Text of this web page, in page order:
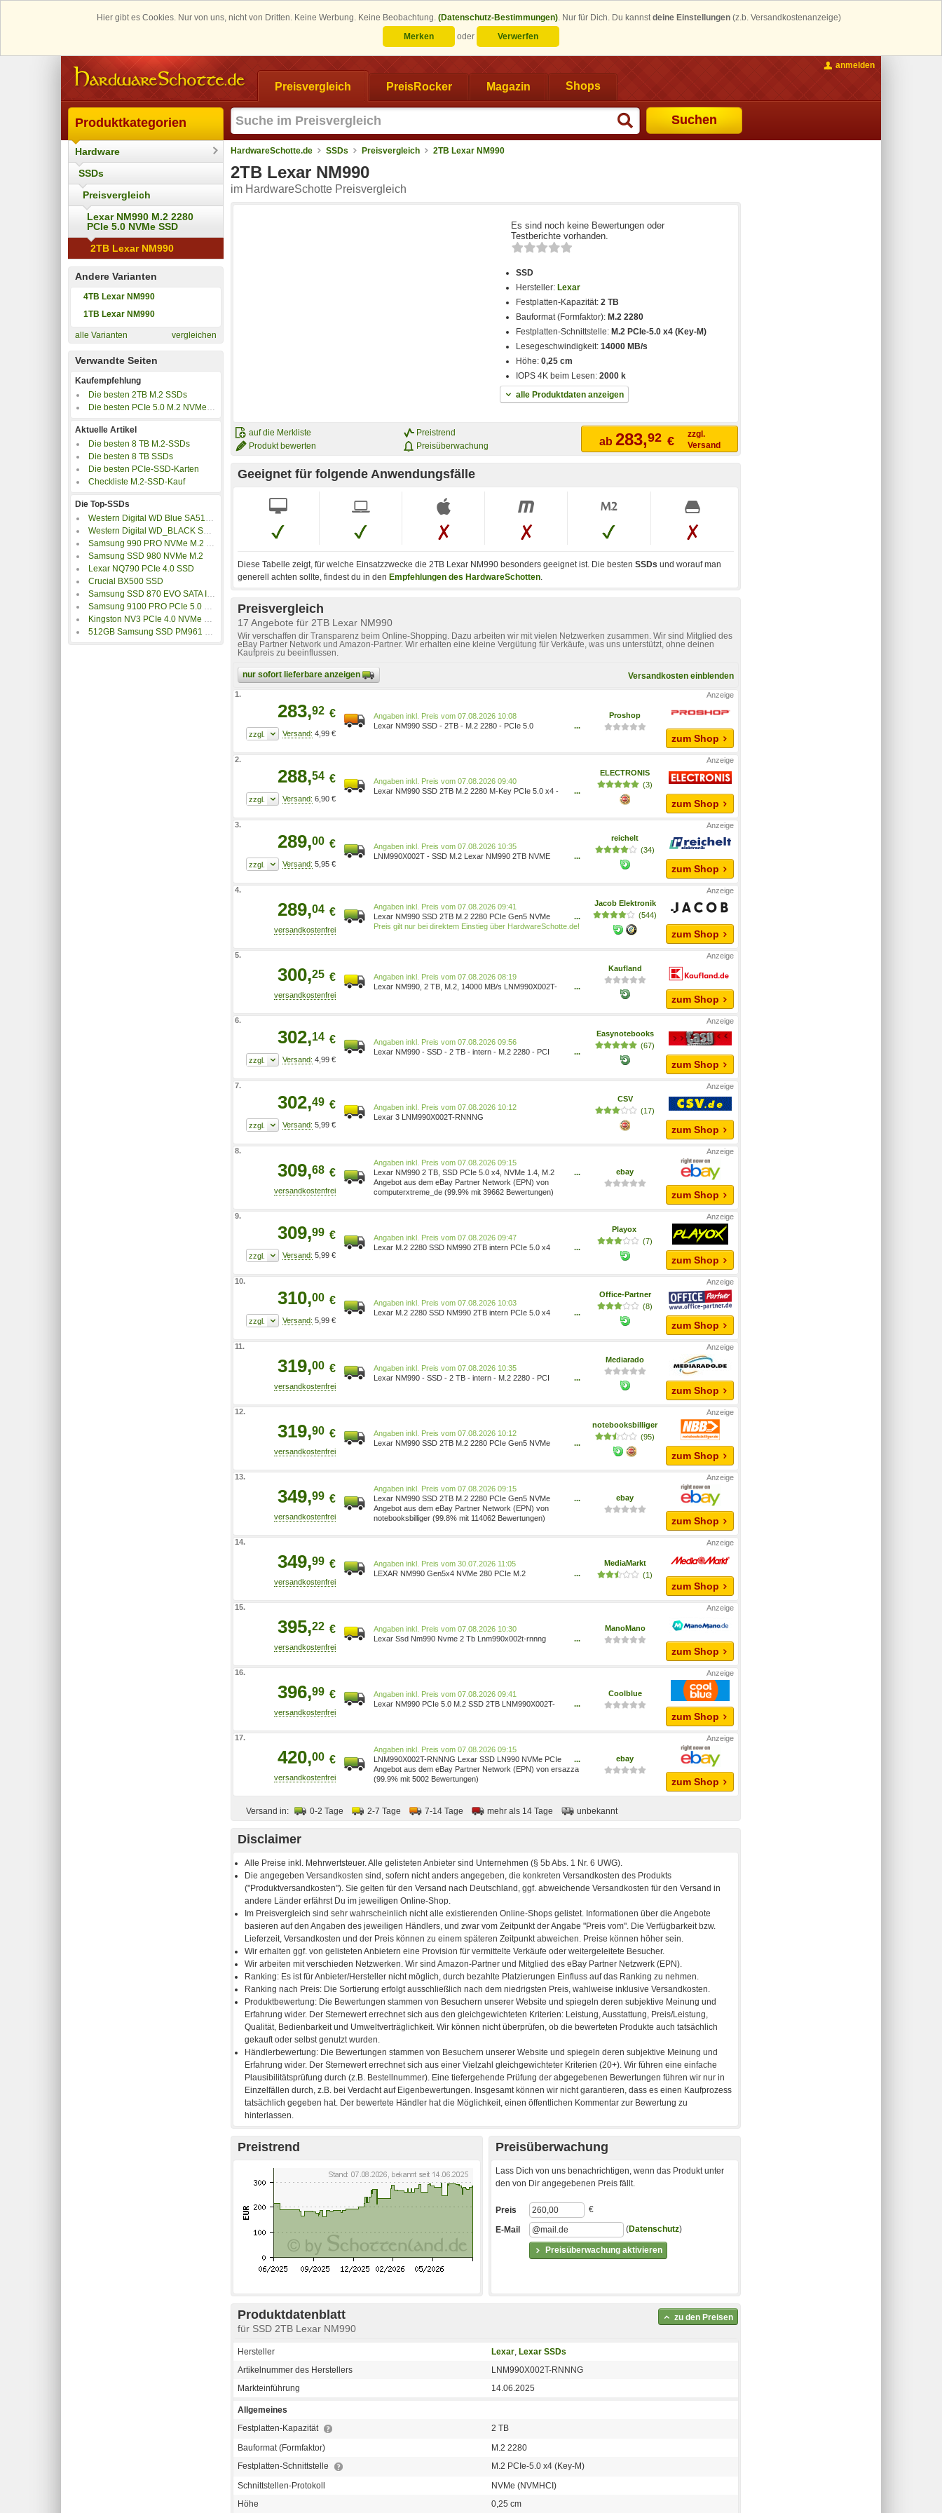
Hier gibt es Cookies. Nur von uns, nicht von Dritten. Keine Werbung. Keine Beobachtung. (Datenschutz-Bestimmungen). Nur für Dich. Du kannstdeine Einstellungen (z.b. Versandkostenanzeige)
Merken
oder Verwerfen
Preisvergleich PreisRocker Magazin Shops
Suchen
anmelden
Produktkategorien
Hardware
SSDs
Preisvergleich
Lexar NM990 M.2 2280
PCIe 5.0 NVMe SSD
2TB Lexar NM990
Andere Varianten
4TB Lexar NM990
1TB Lexar NM990
alle Varianten vergleichen
Verwandte Seiten
Kaufempfehlung
Die besten 2TB M.2 SSDs
Die besten PCIe 5.0 M.2 NVMe SSDs
Aktuelle Artikel
Die besten 8 TB M.2-SSDs
Die besten 8 TB SSDs
Die besten PCIe-SSD-Karten
Checkliste M.2-SSD-Kauf
Die Top-SSDs
Western Digital WD Blue SA510 SATA SSD M.2 2280
Western Digital WD_BLACK SN7100 NVMe SSD
Samsung 990 PRO NVMe M.2 SSD
Samsung SSD 980 NVMe M.2
Lexar NQ790 PCIe 4.0 SSD
Crucial BX500 SSD
Samsung SSD 870 EVO SATA III 2.5 Zoll
Samsung 9100 PRO PCIe 5.0 NVMe M.2 SSD
Kingston NV3 PCIe 4.0 NVMe SSD
512GB Samsung SSD PM961 M.2
HardwareSchotte.de SSDs Preisvergleich 2TB Lexar NM990
2TB Lexar NM990
im HardwareSchotte Preisvergleich
Es sind noch keine Bewertungen oder
Testberichte vorhanden.
SSD
Hersteller: Lexar
Festplatten-Kapazität:2 TB
Bauformat (Formfaktor): M.2 2280
Festplatten-Schnittstelle: M.2 PCIe-5.0 x4 (Key-M)
Lesegeschwindigkeit:14000 MB/s
Höhe:0,25 cm
IOPS 4K beim Lesen:2000 k
alle Produktdaten anzeigen
auf die Merkliste
Produkt bewerten
Preistrend
Preisüberwachung
ab 283,92 €
zzgl.
Versand
Geeignet für folgende Anwendungsfälle
Diese Tabelle zeigt, für welche Einsatzzwecke die 2TB Lexar NM990 besonders geeignet ist. Die besten SSDs und worauf man
generell achten sollte, findest du in den Empfehlungen des HardwareSchotten.
Preisvergleich
17 Angebote für 2TB Lexar NM990
Wir verschaffen dir Transparenz beim Online-Shopping. Dazu arbeiten wir mit vielen Netzwerken zusammen. Wir sind Mitglied des
eBay Partner Network und Amazon-Partner. Wir erhalten eine kleine Vergütung für Verkäufe, was uns unterstützt, ohne deinen
Kaufpreis zu beeinflussen.
nur sofort lieferbare anzeigen Versandkosten einblenden
1.
283,92 €
4,99 €
Preis vom 07.08.2026 10:08
Lexar NM990 SSD - 2TB - M.2 2280 - PCIe 5.0
...
Proshop
zum Shop
2.
288,54 €
6,90 €
Preis vom 07.08.2026 09:40
Lexar NM990 SSD 2TB M.2 2280 M-Key PCIe 5.0 x4 -
...
ELECTRONIS
(3)
zum Shop
3.
289,00 €
5,95 €
Preis vom 07.08.2026 10:35
LNM990X002T - SSD M.2 Lexar NM990 2TB NVME
...
reichelt
(34)
zum Shop
4.
289,04 €
Preis vom 07.08.2026 09:41
Lexar NM990 SSD 2TB M.2 2280 PCIe Gen5 NVMe
Internes Solid-State-Module (LNM990X002T-RNNNG)
...
Preis gilt nur bei direktem Einstieg über HardwareSchotte.de!
Jacob Elektronik
(544)
zum Shop
5.
300,25 €
Preis vom 07.08.2026 08:19
Lexar NM990, 2 TB, M.2, 14000 MB/s LNM990X002T-
...
Kaufland
zum Shop
6.
302,14 €
4,99 €
Preis vom 07.08.2026 09:56
Lexar NM990 - SSD - 2 TB - intern - M.2 2280 - PCI
...
Easynotebooks
(67)
zum Shop
7.
302,49 €
5,99 €
Preis vom 07.08.2026 10:12
Lexar 3 LNM990X002T-RNNNG
CSV
(17)
zum Shop
8.
309,68 €
Preis vom 07.08.2026 09:15
Lexar NM990 2 TB, SSD PCIe 5.0 x4, NVMe 1.4, M.2
2280 LNM990X002T-RNNNG
...
Angebot aus dem eBay Partner Network (EPN) von
computerxtreme_de (99.9% mit 39662 Bewertungen)
ebay
zum Shop
9.
309,99 €
5,99 €
Preis vom 07.08.2026 09:47
Lexar M.2 2280 SSD NM990 2TB intern PCIe 5.0 x4
...
Playox
(7)
zum Shop
10.
310,00 €
5,99 €
Preis vom 07.08.2026 10:03
Lexar M.2 2280 SSD NM990 2TB intern PCIe 5.0 x4
...
Office-Partner
(8)
zum Shop
11.
319,00 €
Preis vom 07.08.2026 10:35
Lexar NM990 - SSD - 2 TB - intern - M.2 2280 - PCI
...
Mediarado
zum Shop
12.
319,90 €
Preis vom 07.08.2026 10:12
Lexar NM990 SSD 2TB M.2 2280 PCIe Gen5 NVMe
...
notebooksbilliger
(95)
zum Shop
13.
349,99 €
Preis vom 07.08.2026 09:15
Lexar NM990 SSD 2TB M.2 2280 PCIe Gen5 NVMe
Internes Solid-State-Module LNM990X002T-RNNNG
...
Angebot aus dem eBay Partner Network (EPN) von
notebooksbilliger (99.8% mit 114062 Bewertungen)
ebay
zum Shop
14.
349,99 €
Preis vom 30.07.2026 11:05
LEXAR NM990 Gen5x4 NVMe 280 PCIe M.2
...
MediaMarkt
(1)
zum Shop
15.
395,22 €
Preis vom 07.08.2026 10:30
Lexar Ssd Nm990 Nvme 2 Tb Lnm990x002t-rnnng
...
ManoMano
zum Shop
16.
396,99 €
Preis vom 07.08.2026 09:41
Lexar NM990 PCIe 5.0 M.2 SSD 2TB LNM990X002T-
...
Coolblue
zum Shop
17.
420,00 €
Preis vom 07.08.2026 09:15
LNM990X002T-RNNNG Lexar SSD LN990 NVMe PCIe
Gen5x4 intern retail ~D~
...
Angebot aus dem eBay Partner Network (EPN) von ersazza
(99.9% mit 5002 Bewertungen)
ebay
zum Shop
Versand in: 0-2 Tage 2-7 Tage 7-14 Tage mehr als 14 Tage unbekannt
Disclaimer
Preistrend Preisüberwachung
Lass Dich von uns benachrichtigen, wenn das Produkt unter
den von Dir angegebenen Preis fällt.
Preisüberwachung aktivieren
Preis €
E-Mail (Datenschutz)
Produktdatenblatt
für SSD 2TB Lexar NM990
zu den Preisen
Hersteller Lexar, Lexar SSDs
Artikelnummer des Herstellers
LNM990X002T-RNNNG
Markteinführung
14.06.2025
Allgemeines
Festplatten-Kapazität
2 TB
Bauformat (Formfaktor)
M.2 2280
Festplatten-Schnittstelle
M.2 PCIe-5.0 x4 (Key-M)
Schnittstellen-Protokoll
NVMe (NVMHCI)
Höhe
0,25 cm